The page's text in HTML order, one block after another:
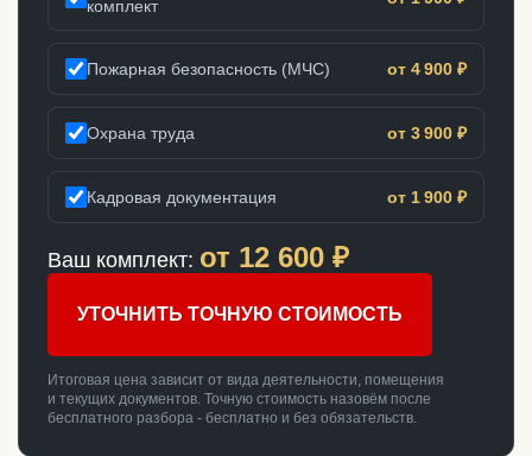
комплект
Пожарная безопасность (МЧС) от 4 900 ₽
Охрана труда от 3 900 ₽
Кадровая документация от 1 900 ₽
Ваш комплект: от 12 600 ₽
УТОЧНИТЬ ТОЧНУЮ СТОИМОСТЬ
Итоговая цена зависит от вида деятельности, помещения
и текущих документов. Точную стоимость назовём после
бесплатного разбора - бесплатно и без обязательств.